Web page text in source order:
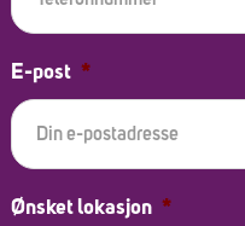
E-post *
Ønsket lokasjon *